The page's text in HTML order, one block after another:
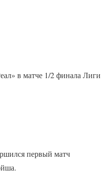
в матче 1/2 финала Лиги
первый матч